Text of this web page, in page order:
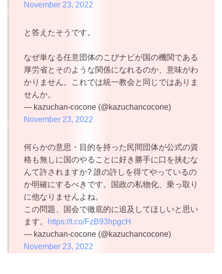
November 23, 2022
と答えたそうです。
なぜ単なる任意団体のこびナビが国の機関である
厚労省とそのような関係になれるのか、意味がわ
かりません。これでは統一教会と同じではありま
せんか。
— kazuchan-cocone (@kazuchancocone)
November 23, 2022
何らかの意思・目的を持った民間団体が公式の資
格も無しに国のやることに好き勝手に口を挟むな
んて許されますか? 誰の許しを得てやっているの
か明確にするべきです。国政の私物化、乗っ取り
に他なりませんよね。
この問題、国会で徹底的に追及してほしいと思い
ます。
https://t.co/FzB93hpgcH
— kazuchan-cocone (@kazuchancocone)
November 23, 2022